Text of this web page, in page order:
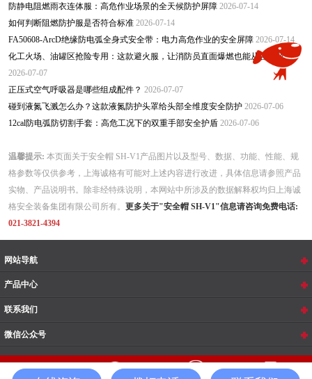
防静电阻燃雨衣连体服：高危作业场景的全天候防护屏障 2026-07-14
如何判断阻燃防护服是否符合标准 2026-07-14
FA50608-ArcD绝缘防电弧全身式安全带：电力高危作业的安全屏障 2026-07-14
化工火场、油罐区抢险专用：这款避火服，让消防员直面爆燃也能从容作业
2026-07-07
正压式空气呼吸器是哪些组成配件？ 2026-07-07
碰到液氮飞溅怎么办？这款液氮防护头罩给头部全维度安全防护 2026-07-06
12cal防电弧防切割手套：高危工况下的双重手部安全护盾 2026-07-06
温馨提示: 本页面关于安全帽 SH-V1产品图片以及型号、数据、功能、性能、规
格参数等仅供参考，上海诚格有可能对上述内容进行改进，具体信息请参照产品
实物、产品说明书。除非经特殊说明，本网站中所涉及的数据解释权均归上海诚
格安全装备集团有限公司所有。 更多关于"安全帽 SH-V1"信息请咨询免费电话:
021-3821-4394
网站导航
产品中心
联系我们
微信公众号